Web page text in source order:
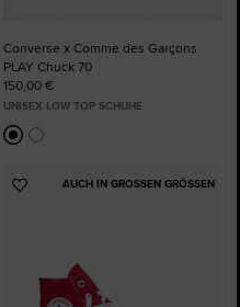
Converse x Comme des Garçons
PLAY Chuck 70
150,00 €
UNISEX LOW TOP SCHUHE
AUCH IN GROSSEN GRÖSSEN
Zu